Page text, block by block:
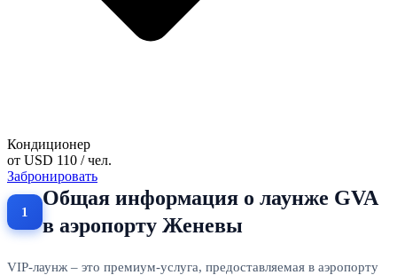
Кондиционер
от USD 110 / чел.
Забронировать
Общая информация о лаунже GVA
в аэропорту Женевы
VIP-лаунж – это премиум-услуга, предоставляемая в аэропорту